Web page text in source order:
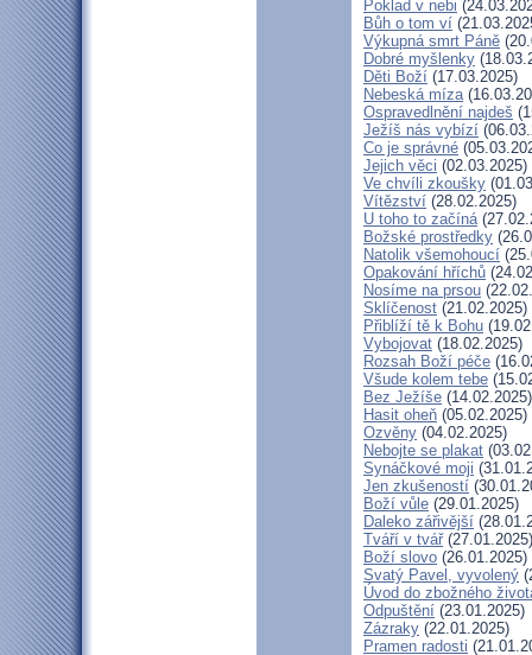
Poklad v nebi
Bůh o tom ví
Výkupná smrt Páně
Dobré myšlenky
Děti Boží (17.03.2025)
Nebeská míza
Ospravedlnění najdeš
Ježíš nás vybízí
Co je správné
Jejich věci (02.03.2025)
Ve chvíli zkoušky
Vítězství (28.02.2025)
U toho to začíná
Božské prostředky
Natolik všemohoucí
Opakování hříchů
Nosíme na prsou
Sklíčenost (21.02.2025)
Přiblíží tě k Bohu
Vybojovat (18.02.2025)
Rozsah Boží péče
Všude kolem tebe
Bez Ježíše (14.02.2025)
Hasit oheň (05.02.2025)
Ozvěny (04.02.2025)
Nebojte se plakat
Synáčkové moji
Jen zkušeností
Boží vůle (29.01.2025)
Daleko zářivější
Tváří v tvář(27.01.2025)
Boží slovo (26.01.2025)
Svatý Pavel, vyvolený
Úvod do zbožného
Odpuštění (23.01.2025)
Zázraky (22.01.2025)
Pramen radosti